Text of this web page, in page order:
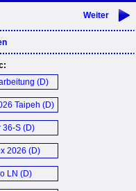
Weiter
(D)
Taipeh (D)
36-S (D)
2026 (D)
LN (D)